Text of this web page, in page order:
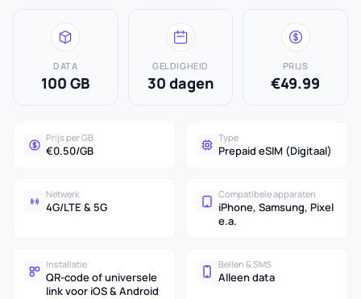
DATA
100 GB
GELDIGHEID
30 dagen
PRIJS
€49.99
Prijs per GB
€0.50/GB
Type
Prepaid eSIM (Digitaal)
Netwerk
4G/LTE & 5G
Compatibele apparaten
iPhone, Samsung, Pixel
e.a.
Installatie
QR-code of universele
link voor iOS & Android
Bellen & SMS
Alleen data